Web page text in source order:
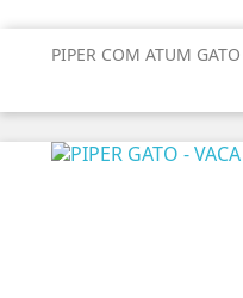
PIPER COM ATUM GATO
 Vista rápida